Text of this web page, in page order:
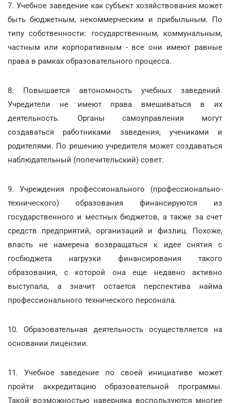
7. Учебное заведение как субъект хозяйствования может
быть бюджетным, некоммерческим и прибыльным. По
типу собственности: государственным, коммунальным,
частным или корпоративным - все они имеют равные
права в рамках образовательного процесса.
8. Повышается автономность учебных заведений.
Учредители не имеют права вмешиваться в их
деятельность. Органы самоуправления могут
создаваться работниками заведения, учениками и
родителями. По решению учредителя может создаваться
наблюдательный (попечительский) совет.
9. Учреждения профессионального (профессионально-
технического) образования финансируются из
государственного и местных бюджетов, а также за счет
средств предприятий, организаций и физлиц. Похоже,
власть не намерена возвращаться к идее снятия с
госбюджета нагрузки финансирования такого
образования, с которой она еще недавно активно
выступала, а значит остается перспектива найма
профессионального технического персонала.
10. Образовательная деятельность осуществляется на
основании лицензии.
11. Учебное заведение по своей инициативе может
пройти аккредитацию образовательной программы.
Такой возможностью наверняка воспользуются многие